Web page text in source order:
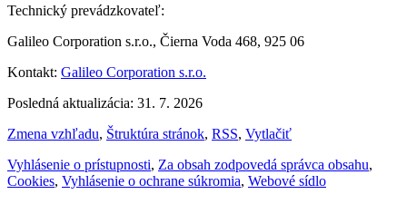
Technický prevádzkovateľ:
Galileo Corporation s.r.o., Čierna Voda 468, 925 06
Kontakt: Galileo Corporation s.r.o.
Posledná aktualizácia: 31. 7. 2026
Zmena vzhľadu, Štruktúra stránok, RSS, Vytlačiť
Vyhlásenie o prístupnosti, Za obsah zodpovedá správca obsahu,
Cookies, Vyhlásenie o ochrane súkromia, Webové sídlo